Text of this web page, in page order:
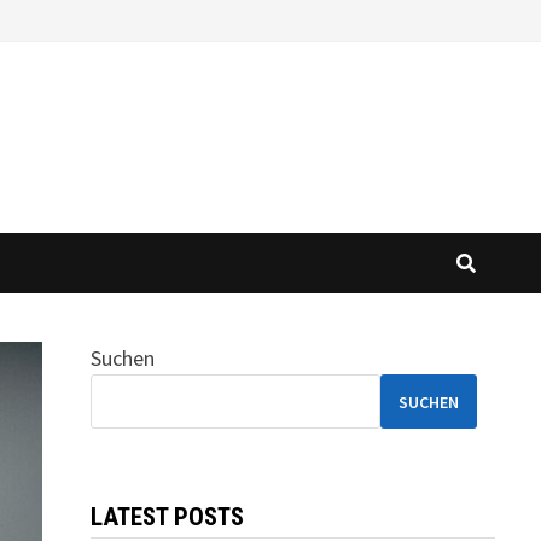
Suchen
SUCHEN
LATEST POSTS